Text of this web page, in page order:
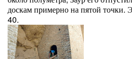
доскам примерно на пятой точки.
40.